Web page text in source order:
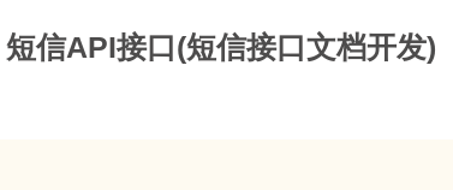
短信API接口(短信接口文档开发)